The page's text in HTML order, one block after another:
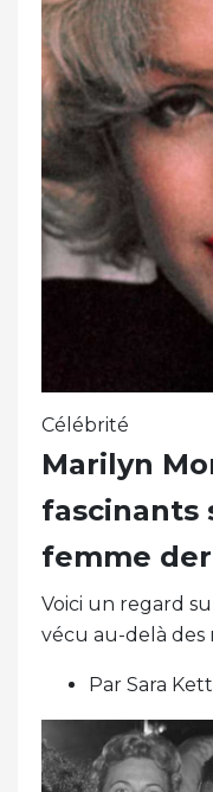
Célébrité
Marilyn
fascinants
femme
Voici un regard
vécu au-delà des
Par Sara